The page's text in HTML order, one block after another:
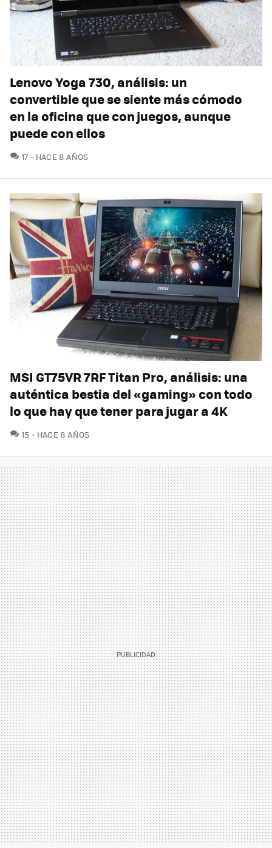
Lenovo Yoga 730, análisis: un
convertible que se siente más cómodo
en la oficina que con juegos, aunque
puede con ellos
17COMENTARIOS
HACE 8 AÑOS
MSI GT75VR 7RF Titan Pro, análisis: una
auténtica bestia del «gaming» con todo
lo que hay que tener para jugar a 4K
15 COMENTARIOS
HACE 8 AÑOS